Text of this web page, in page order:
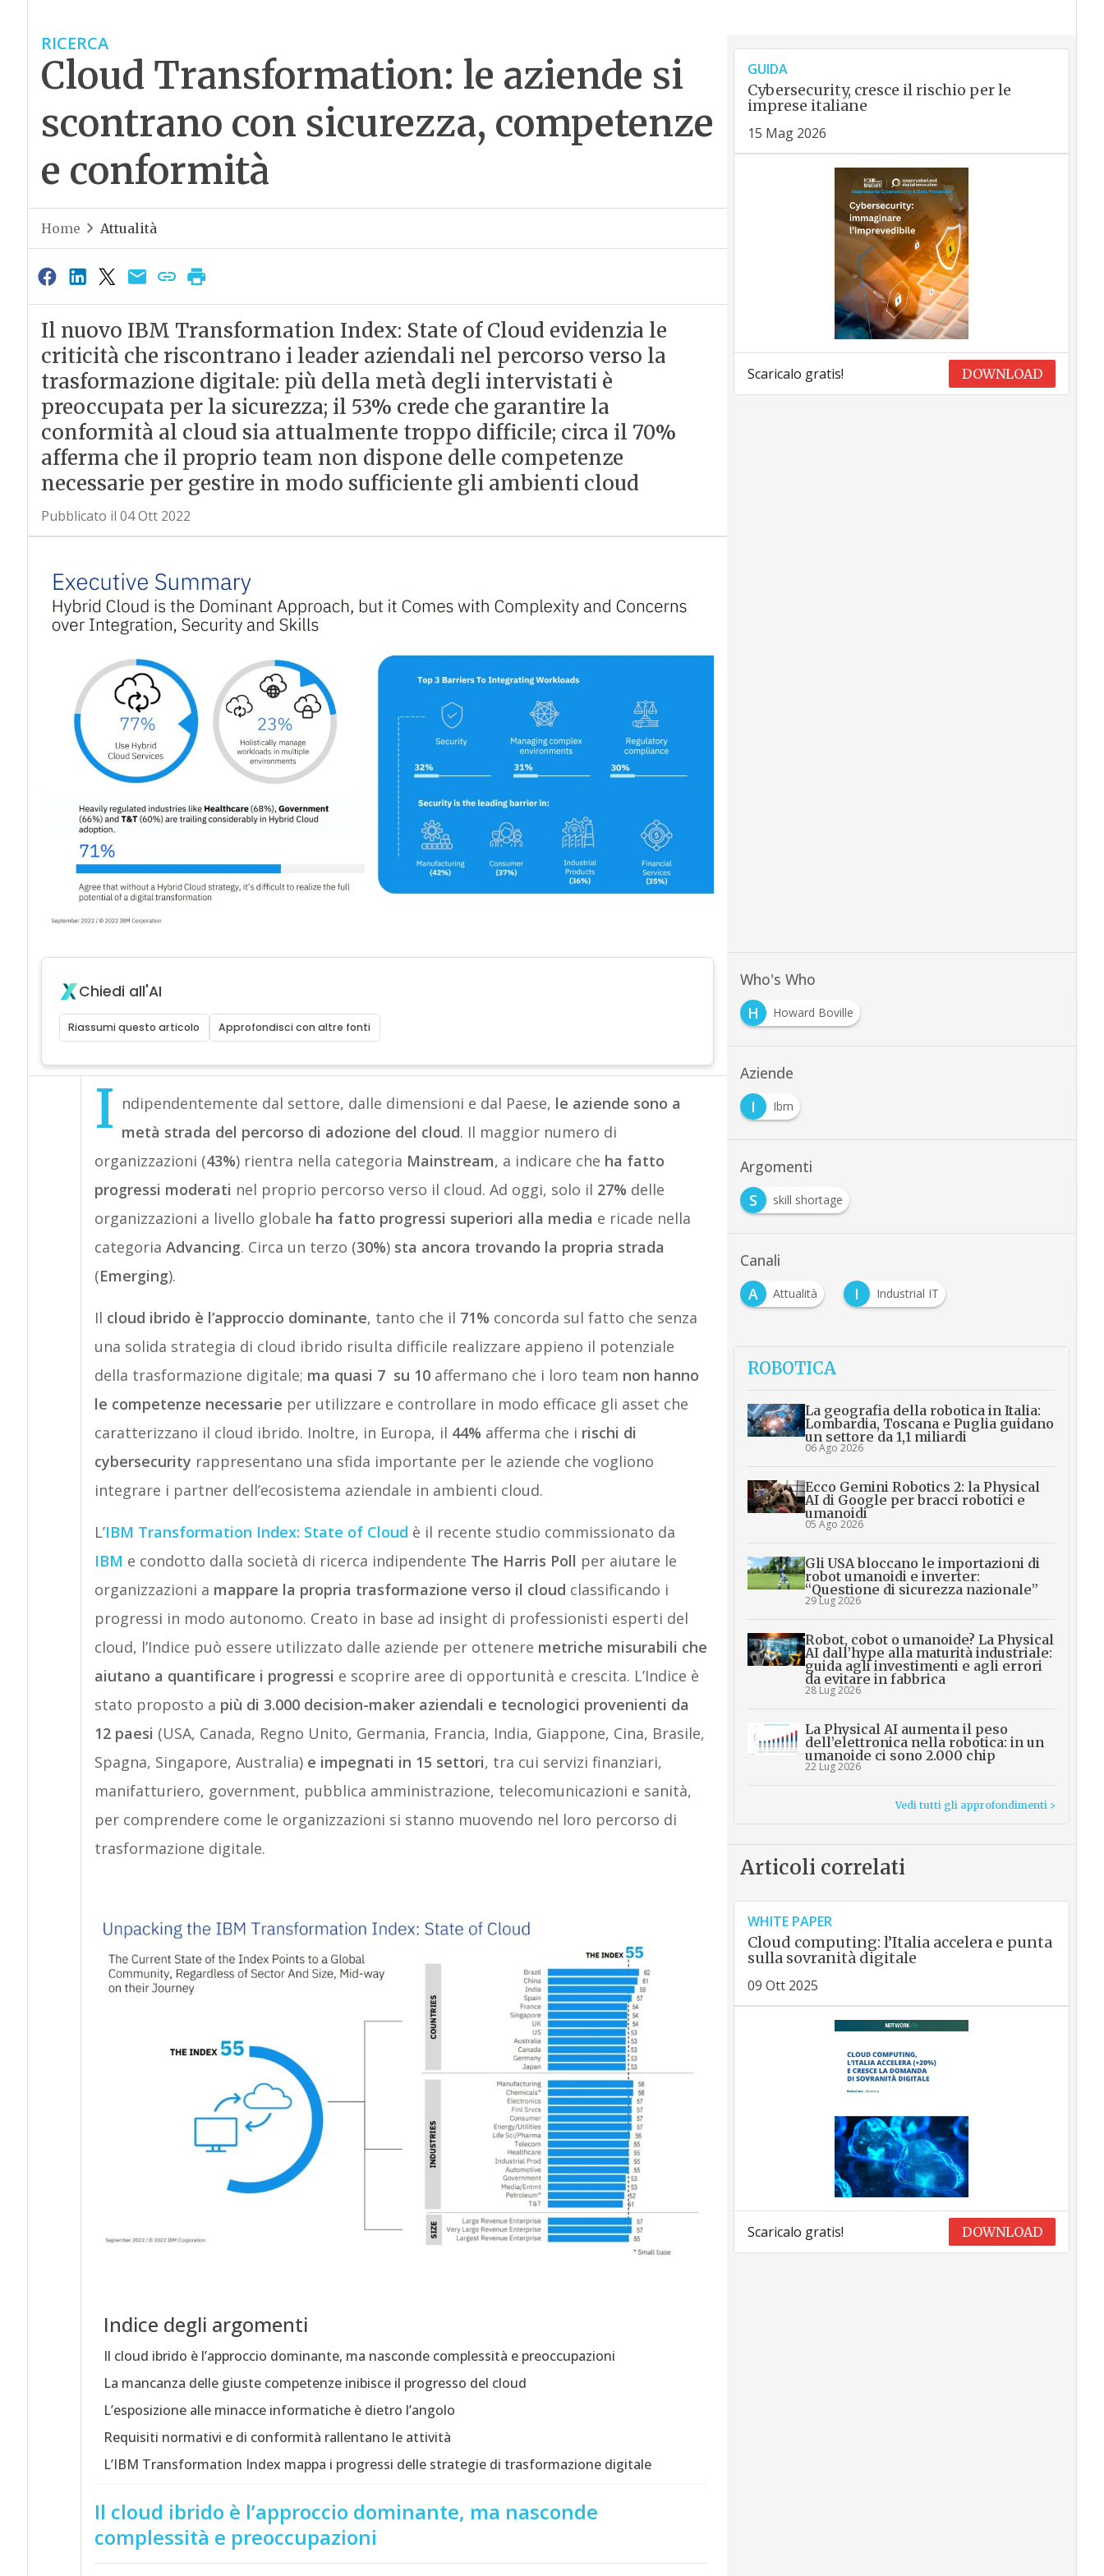
RICERCA
Cloud Transformation: le aziende si
scontrano con sicurezza, competenze
e conformità
Home Attualità
Il nuovo IBM Transformation Index: State of Cloud evidenzia le
criticità che riscontrano i leader aziendali nel percorso verso la
trasformazione digitale: più della metà degli intervistati è
preoccupata per la sicurezza; il 53% crede che garantire la
conformità al cloud sia attualmente troppo difficile; circa il 70%
afferma che il proprio team non dispone delle competenze
necessarie per gestire in modo sufficiente gli ambienti cloud
Pubblicato il 04 Ott 2022
Chiedi all'AI
Riassumi questo articolo Approfondisci con altre fonti
I ndipendentemente dal settore, dalle dimensioni e dal Paese, le aziende sono a
metà strada del percorso di adozione del cloud. Il maggior numero di
organizzazioni (43%) rientra nella categoria Mainstream, a indicare che ha fatto
progressi moderati nel proprio percorso verso il cloud. Ad oggi, solo il 27% delle
organizzazioni a livello globale ha fatto progressi superiori alla media e ricade nella
categoria Advancing. Circa un terzo (30%) sta ancora trovando la propria strada
(Emerging).
Il cloud ibrido è l’approccio dominante, tanto che il 71% concorda sul fatto che senza
una solida strategia di cloud ibrido risulta difficile realizzare appieno il potenziale
della trasformazione digitale; ma quasi 7 su 10affermano che i loro team non hanno
le competenze necessarie per utilizzare e controllare in modo efficace gli asset che
caratterizzano il cloud ibrido. Inoltre, in Europa, il 44% afferma che i rischi di
cybersecurity rappresentano una sfida importante per le aziende che vogliono
integrare i partner dell’ecosistema aziendale in ambienti cloud.
L’IBM Transformation Index: State of Cloud è il recente studio commissionato da
IBM e condotto dalla società di ricerca indipendente The Harris Poll per aiutare le
organizzazioni a mappare la propria trasformazione verso il cloud classificando i
progressi in modo autonomo. Creato in base ad insight di professionisti esperti del
cloud, l’Indice può essere utilizzato dalle aziende per ottenere metriche misurabili che
aiutano a quantificare i progressi e scoprire aree di opportunità e crescita. L’Indice è
stato proposto a più di 3.000 decision-maker aziendali e tecnologici provenienti da
12 paesi (USA, Canada, Regno Unito, Germania, Francia, India, Giappone, Cina, Brasile,
Spagna, Singapore, Australia) e impegnati in 15 settori, tra cui servizi finanziari,
manifatturiero, government, pubblica amministrazione, telecomunicazioni e sanità,
per comprendere come le organizzazioni si stanno muovendo nel loro percorso di
trasformazione digitale.
Indice degli argomenti
Il cloud ibrido è l’approccio dominante, ma nasconde complessità e preoccupazioni
La mancanza delle giuste competenze inibisce il progresso del cloud
L’esposizione alle minacce informatiche è dietro l’angolo
Requisiti normativi e di conformità rallentano le attività
L’IBM Transformation Index mappa i progressi delle strategie di trasformazione digitale
Il cloud ibrido è l’approccio dominante, ma nasconde
complessità e preoccupazioni
GUIDA
Cybersecurity, cresce il rischio per le
imprese italiane
15 Mag 2026
Scaricalo gratis! DOWNLOAD
Who's Who
H
Howard Boville
Aziende
I
Ibm
Argomenti
S
skill shortage
Canali
A
Attualità I Industrial IT
ROBOTICA
La geografia della robotica in Italia:
Lombardia, Toscana e Puglia guidano
un settore da 1,1 miliardi
06 Ago 2026
Ecco Gemini Robotics 2: la Physical
AI di Google per bracci robotici e
umanoidi
05 Ago 2026
Gli USA bloccano le importazioni di
robot umanoidi e inverter:
“Questione di sicurezza nazionale”
29 Lug 2026
Robot, cobot o umanoide? La Physical
AI dall’hype alla maturità industriale:
guida agli investimenti e agli errori
da evitare in fabbrica
28 Lug 2026
La Physical AI aumenta il peso
dell’elettronica nella robotica: in un
umanoide ci sono 2.000 chip
22 Lug 2026
Vedi tutti gli approfondimenti >
Articoli correlati
WHITE PAPER
Cloud computing: l’Italia accelera e punta
sulla sovranità digitale
09 Ott 2025
Scaricalo gratis! DOWNLOAD